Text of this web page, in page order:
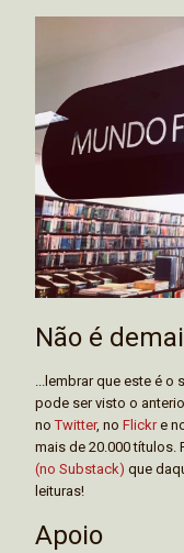
Não é
...lembrar que este é o
pode ser visto o
noTwitter, no Flickre
mais de 20.000 títulos.
(no Substack) que
leituras!
Apoio